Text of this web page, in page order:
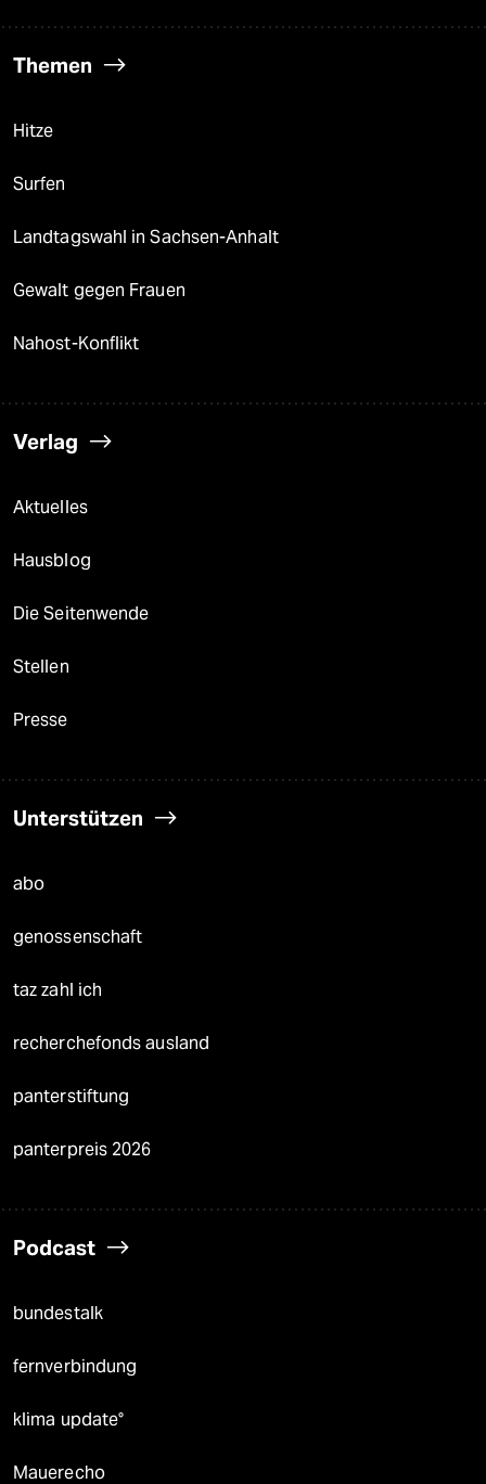
Themen
Hitze
Surfen
Landtagswahl in Sachsen-Anhalt
Gewalt gegen Frauen
Nahost-Konflikt
Verlag
Aktuelles
Hausblog
Die Seitenwende
Stellen
Presse
Unterstützen
abo
genossenschaft
taz zahl ich
recherchefonds ausland
panterstiftung
panterpreis 2026
Podcast
bundestalk
fernverbindung
klima update°
Mauerecho